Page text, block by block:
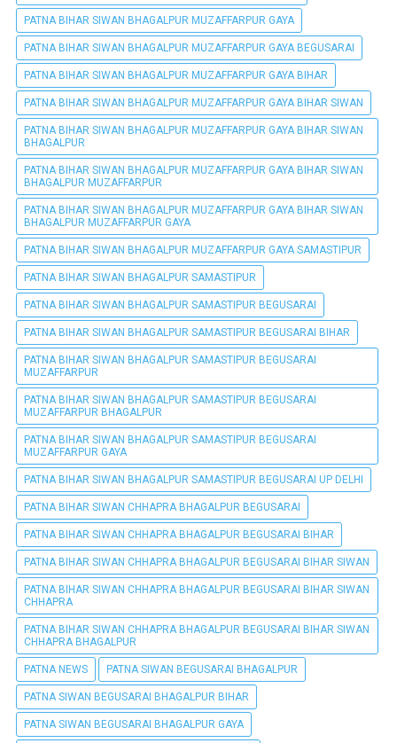
PATNA BIHAR SIWAN BHAGALPUR MUZAFFARPUR GAYA
PATNA BIHAR SIWAN BHAGALPUR MUZAFFARPUR GAYA BEGUSARAI
PATNA BIHAR SIWAN BHAGALPUR MUZAFFARPUR GAYA BIHAR
PATNA BIHAR SIWAN BHAGALPUR MUZAFFARPUR GAYA BIHAR SIWAN
PATNA BIHAR SIWAN BHAGALPUR MUZAFFARPUR GAYA BIHAR SIWAN
BHAGALPUR
PATNA BIHAR SIWAN BHAGALPUR MUZAFFARPUR GAYA BIHAR SIWAN
BHAGALPUR MUZAFFARPUR
PATNA BIHAR SIWAN BHAGALPUR MUZAFFARPUR GAYA BIHAR SIWAN
BHAGALPUR MUZAFFARPUR GAYA
PATNA BIHAR SIWAN BHAGALPUR MUZAFFARPUR GAYA SAMASTIPUR
PATNA BIHAR SIWAN BHAGALPUR SAMASTIPUR
PATNA BIHAR SIWAN BHAGALPUR SAMASTIPUR BEGUSARAI
PATNA BIHAR SIWAN BHAGALPUR SAMASTIPUR BEGUSARAI BIHAR
PATNA BIHAR SIWAN BHAGALPUR SAMASTIPUR BEGUSARAI
MUZAFFARPUR
PATNA BIHAR SIWAN BHAGALPUR SAMASTIPUR BEGUSARAI
MUZAFFARPUR BHAGALPUR
PATNA BIHAR SIWAN BHAGALPUR SAMASTIPUR BEGUSARAI
MUZAFFARPUR GAYA
PATNA BIHAR SIWAN BHAGALPUR SAMASTIPUR BEGUSARAI UP DELHI
PATNA BIHAR SIWAN CHHAPRA BHAGALPUR BEGUSARAI
PATNA BIHAR SIWAN CHHAPRA BHAGALPUR BEGUSARAI BIHAR
PATNA BIHAR SIWAN CHHAPRA BHAGALPUR BEGUSARAI BIHAR SIWAN
PATNA BIHAR SIWAN CHHAPRA BHAGALPUR BEGUSARAI BIHAR SIWAN
CHHAPRA
PATNA BIHAR SIWAN CHHAPRA BHAGALPUR BEGUSARAI BIHAR SIWAN
CHHAPRA BHAGALPUR
PATNA NEWS PATNA SIWAN BEGUSARAI BHAGALPUR
PATNA SIWAN BEGUSARAI BHAGALPUR BIHAR
PATNA SIWAN BEGUSARAI BHAGALPUR GAYA